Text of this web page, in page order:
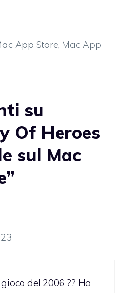
App Store, Mac App
su
Of Heroes
sul Mac
del 2006 ?? Ha